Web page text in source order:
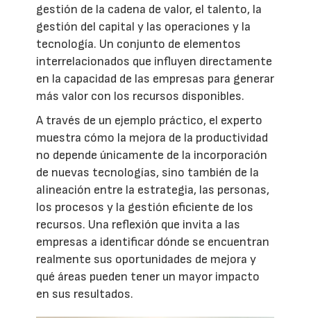
gestión de la cadena de valor, el talento, la
gestión del capital y las operaciones y la
tecnología. Un conjunto de elementos
interrelacionados que influyen directamente
en la capacidad de las empresas para generar
más valor con los recursos disponibles.
A través de un ejemplo práctico, el experto
muestra cómo la mejora de la productividad
no depende únicamente de la incorporación
de nuevas tecnologías, sino también de la
alineación entre la estrategia, las personas,
los procesos y la gestión eficiente de los
recursos. Una reflexión que invita a las
empresas a identificar dónde se encuentran
realmente sus oportunidades de mejora y
qué áreas pueden tener un mayor impacto
en sus resultados.